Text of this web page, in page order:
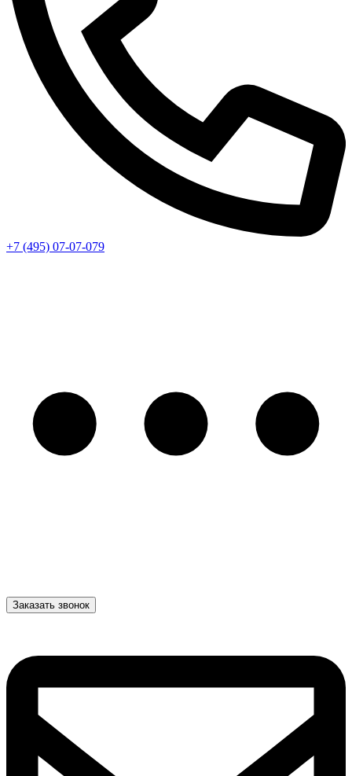
+7 (495) 07-07-079
Заказать звонок